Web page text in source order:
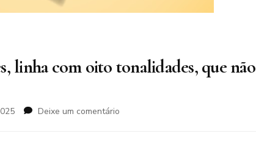
linha com oito tonalidades, que não
Deixe um comentário